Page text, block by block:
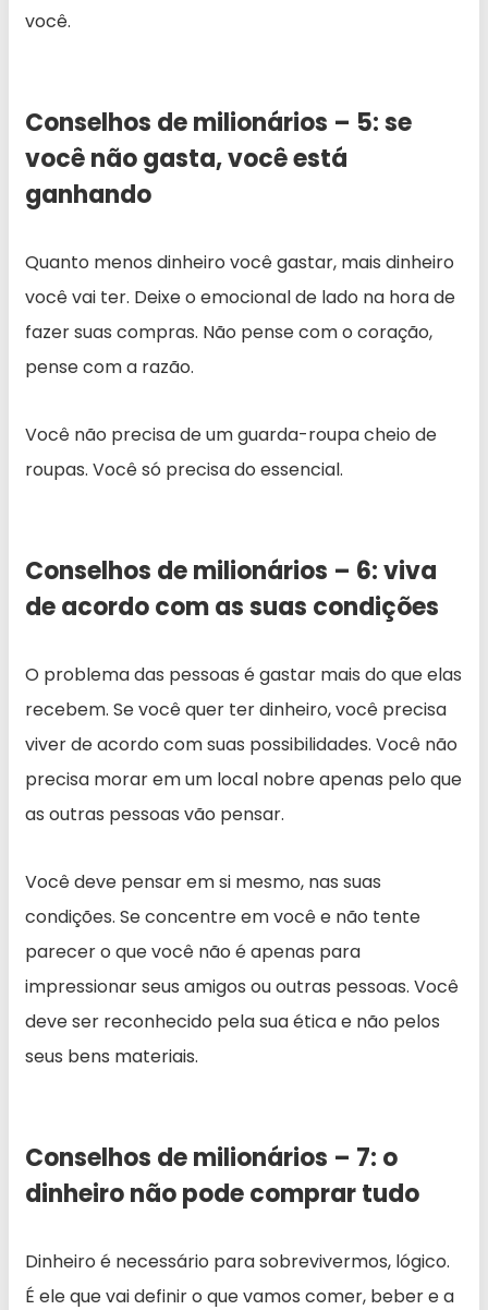
você.
Conselhos de milionários – 5: se
você não gasta, você está
ganhando
Quanto menos dinheiro você gastar, mais dinheiro
você vai ter. Deixe o emocional de lado na hora de
fazer suas compras. Não pense com o coração,
pense com a razão.
Você não precisa de um guarda-roupa cheio de
roupas. Você só precisa do essencial.
Conselhos de milionários – 6: viva
de acordo com as suas condições
O problema das pessoas é gastar mais do que elas
recebem. Se você quer ter dinheiro, você precisa
viver de acordo com suas possibilidades. Você não
precisa morar em um local nobre apenas pelo que
as outras pessoas vão pensar.
Você deve pensar em si mesmo, nas suas
condições. Se concentre em você e não tente
parecer o que você não é apenas para
impressionar seus amigos ou outras pessoas. Você
deve ser reconhecido pela sua ética e não pelos
seus bens materiais.
Conselhos de milionários – 7: o
dinheiro não pode comprar tudo
Dinheiro é necessário para sobrevivermos, lógico.
É ele que vai definir o que vamos comer, beber e a